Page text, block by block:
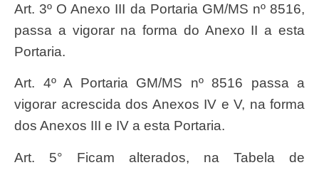
Art. 3º O Anexo III da Portaria GM/MS nº 8516,
passa a vigorar na forma do Anexo II a esta
Portaria.
Art. 4º A Portaria GM/MS nº 8516 passa a
vigorar acrescida dos Anexos IV e V, na forma
dos Anexos III e IV a esta Portaria.
Art. 5° Ficam alterados, na Tabela de